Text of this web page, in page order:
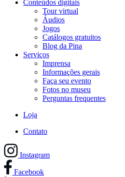
Conteúdos digitais
Tour virtual
Áudios
Jogos
Catálogos gratuitos
Blog da Pina
Serviços
Imprensa
Informações gerais
Faça seu evento
Fotos no museu
Perguntas frequentes
Loja
Contato
Instagram
Facebook